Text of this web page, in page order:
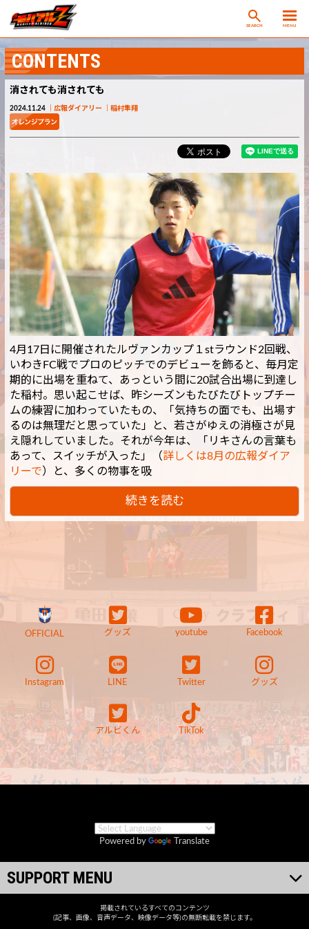
SEARCH MENU
CONTENTS
消されても消されても
2024.11.24 広報ダイアリー 稲村隼翔
4月17日に開催されたルヴァンカップ１stラウンド2回戦、
いわきFC戦でプロのピッチでのデビューを飾ると、毎月定
期的に出場を重ねて、あっという間に20試合出場に到達し
た稲村。思い起こせば、昨シーズンもたびたびトップチー
ムの練習に加わっていたもの、「気持ちの面でも、出場す
るのは無理だと思っていた」と、若さがゆえの消極さが見
え隠れしていました。それが今年は、「リキさんの言葉も
あって、スイッチが入った」（詳しくは8月の広報ダイア
リーで）と、多くの物事を吸
続きを読む
OFFICIAL グッズ youtube Facebook
Instagram LINE Twitter グッズ
アルビくん TikTok
Powered by Translate
SUPPORT MENU
掲載されているすべてのコンテンツ
(記事、画像、音声データ、映像データ等)の無断転載を禁じます。